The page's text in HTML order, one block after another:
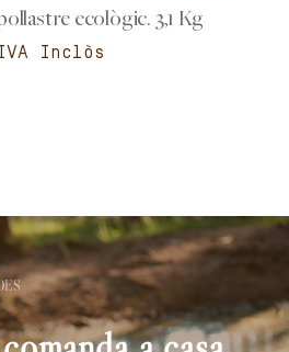
ecològic. 3,1 Kg